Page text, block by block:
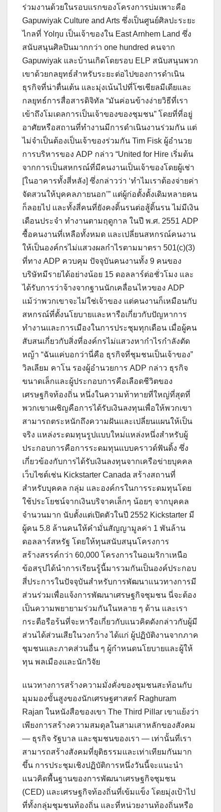
ร่วมงานด้วยในรอบแรกของโครงการบ่มเพาะคือ
Gapuwiyak Culture and Arts ซึ่งเป็นศูนย์ศิลปะระยะ
ไกลที่ Yolŋu เป็นเจ้าของใน East Arnhem Land ซึ่ง
สนับสนุนศิลปินมากกว่า one hundred คนจาก
Gapuwiyak และบ้านเกิดโดยรอบ ELP สนับสนุนพวก
เขาด้วยกลยุทธ์สำหรับระยะต่อไปของการดำเนิน
ธุรกิจที่น่าตื่นเต้น และมุ่งเน้นไปที่โซเชียลมีเดียและ
กลยุทธ์การสื่อสารดิจิทัล “มันค่อนข้างง่ายวิธีที่เรา
เข้าถึงโมเดลการเป็นเจ้าของของชุมชน” โดยที่ที่อยู่
อาศัยหรือสถานที่ทำงานมีการดำเนินงานร่วมกัน แต่
ไม่จำเป็นต้องเป็นเจ้าของร่วมกัน Tim Fisk ผู้อำนวย
การบริหารของ ADP กล่าว “United for Hire เริ่มต้น
จากการเป็นสหกรณ์ที่มีคนงานเป็นเจ้าของโดยผู้เช่า
[ในอาคารทั้งสี่หลัง] ซึ่งกล่าวว่า ‘ทำไมเราต้องจ่ายค่า
จัดสวนให้บุคคลภายนอก’” แต่ผู้ก่อตั้งดั้งเดิมหลายคน
ก็ลอยไป และทั้งสี่คนที่ยังคงดิ้นรนต่อสู้ดิ้นรน ไม่มีเงิน
เดือนประจำ ทำงานตามฤดูกาล ในปี พ.ศ. 2551 ADP
ซื้อคนงานที่เหลือทั้งหมด และเปลี่ยนสหกรณ์คนงาน
ให้เป็นองค์กรไม่แสวงผลกำไรตามมาตรา 501(c)(3)
ที่ทาง ADP ควบคุม ปัจจุบันคนงานทั้ง 9 คนของ
บริษัทมีรายได้อย่างน้อย 15 ดอลลาร์ต่อชั่วโมง และ
ได้รับการว่าจ้างจากฐานนักเคลื่อนไหวของ ADP
แม้ว่าพวกเขาจะไม่ใช่เจ้าของ แต่คนงานก็เหมือนกับ
สหกรณ์ที่ตั้งนโยบายและหารือเกี่ยวกับปัญหาการ
ทำงานและการเมืองในการประชุมทุกเดือน เมื่อผู้คน
สับสนเกี่ยวกับสิ่งที่องค์กรไม่แสวงหากำไรกำลังตัด
หญ้า “ฉันแค่บอกว่านี่คือ ธุรกิจที่ชุมชนเป็นเจ้าของ”
วิลเลียม คาโน รองผู้อำนวยการ ADP กล่าว ธุรกิจ
ขนาดเล็กและผู้ประกอบการคือเลือดชีวิตของ
เศรษฐกิจท้องถิ่น หนึ่งในความท้าทายที่ใหญ่ที่สุดที่
พวกเขาเผชิญคือการได้รับเงินลงทุนเพื่อให้พวกเขา
สามารถตระหนักถึงความฝันและเปลี่ยนแผนให้เป็น
จริง แหล่งระดมทุนรูปแบบใหม่แหล่งหนึ่งสำหรับผู้
ประกอบการคือการระดมทุนแบบคราวด์ฟันดิ้ง ซึ่ง
เกี่ยวข้องกับการได้รับเงินลงทุนจากเครือข่ายบุคคล
เว็บไซต์เช่น Kickstarter Canada สร้างสถานที่
สำหรับบุคคล กลุ่ม และองค์กรในการระดมทุนโดย
ใช้ประโยชน์จากเงินบริจาคเล็กๆ น้อยๆ จากบุคคล
จำนวนมาก นับตั้งแต่เปิดตัวในปี 2552 Kickstarter มี
ผู้คน 5.8 ล้านคนให้คำมั่นสัญญามูลค่า 1 พันล้าน
ดอลลาร์สหรัฐ โดยให้ทุนสนับสนุนโครงการ
สร้างสรรค์กว่า 60,000 โครงการในอเมริกาเหนือ
ข้อสรุปได้นำการเรียนรู้นี้มารวมกันเป็นองค์ประกอบ
สี่ประการในปัจจุบันสำหรับการพัฒนาแนวทางการมี
ส่วนร่วมเพื่อแจ้งการพัฒนาเศรษฐกิจชุมชน นี่จะต้อง
เป็นความพยายามร่วมกันในหลาย ๆ ด้าน และเรา
กระตือรือร้นที่จะหารือเกี่ยวกับแนวคิดดังกล่าวกับผู้มี
ส่วนได้ส่วนเสียในวงกว้าง ได้แก่ ผู้ปฏิบัติงานจากภาค
ชุมชนและภาคส่วนอื่น ๆ ผู้กำหนดนโยบายและผู้ให้
ทุน พลเมืองและนักวิจัย
แนวทางการสร้างความมั่งคั่งของชุมชนสะท้อนกับ
มุมมองขั้นสูงของนักเศรษฐศาสตร์ Raghuram
Rajan ในหนังสือของเขา The Third Pillar เขาแย้งว่า
เพียงการสร้างความสมดุลในสามเสาหลักของสังคม
— ธุรกิจ รัฐบาล และชุมชนของเรา — เท่านั้นที่เรา
สามารถสร้างสังคมที่ยุติธรรมและเท่าเทียมกันมาก
ขึ้น การประชุมเชิงปฏิบัติการหนึ่งวันนี้จะแนะนำ
แนวคิดพื้นฐานของการพัฒนาเศรษฐกิจชุมชน
(CED) และเศรษฐกิจท้องถิ่นที่เข้มแข็ง โดยมุ่งเป้าไป
ที่ทั้งกลุ่มชุมชนท้องถิ่น และที่หน่วยงานท้องถิ่นหรือ